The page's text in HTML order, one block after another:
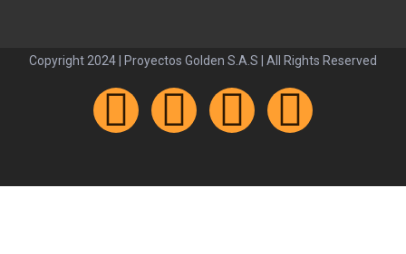
Copyright 2024 | Proyectos Golden S.A.S | All Rights Reserved